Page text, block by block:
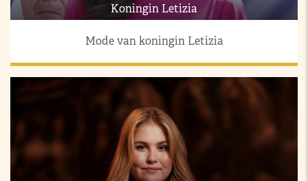
Koningin Letizia
Mode van koningin Letizia